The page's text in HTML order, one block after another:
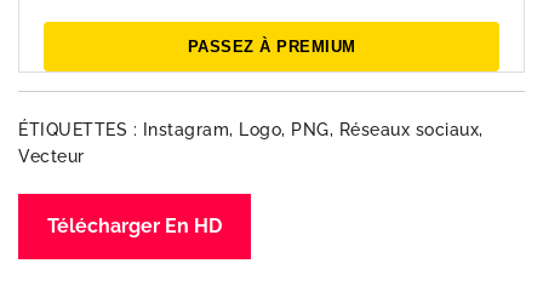
PASSEZ À PREMIUM
ÉTIQUETTES : Instagram, Logo, PNG, Réseaux sociaux,
Vecteur
Télécharger En HD